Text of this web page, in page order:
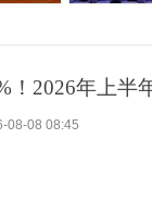
！2026年上半
08-08 08:45